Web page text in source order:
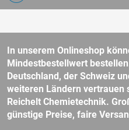
In unserem Onlineshop
Mindestbestellwert
Deutschland, der Schweiz
weiteren Ländern vertrauen
Reichelt Chemietechnik.
günstige Preise, faire